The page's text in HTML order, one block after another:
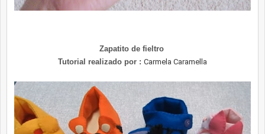
Zapatito de fieltro
Tutorial realizado por : Carmela Caramella